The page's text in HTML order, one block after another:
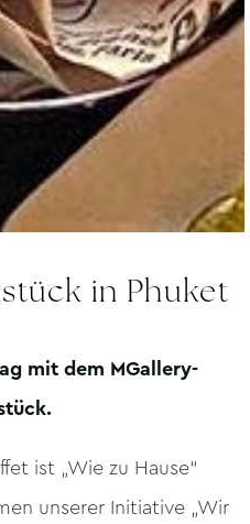
in Phuket
mit dem MGallery-
ist „Wie zu Hause“
unserer Initiative „Wir